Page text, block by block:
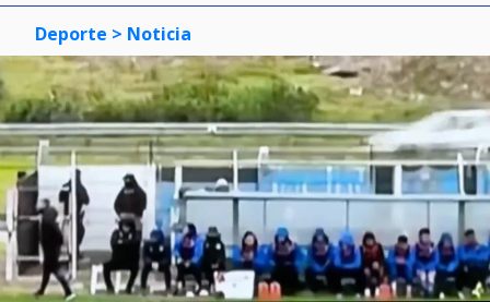
Deporte > Noticia